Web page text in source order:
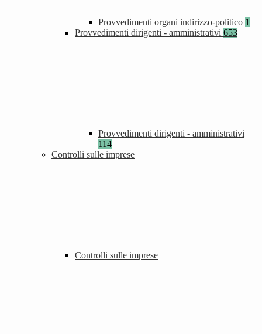
Provvedimenti organi indirizzo-politico 1
Provvedimenti dirigenti - amministrativi 653
Provvedimenti dirigenti - amministrativi
114
Controlli sulle imprese
Controlli sulle imprese